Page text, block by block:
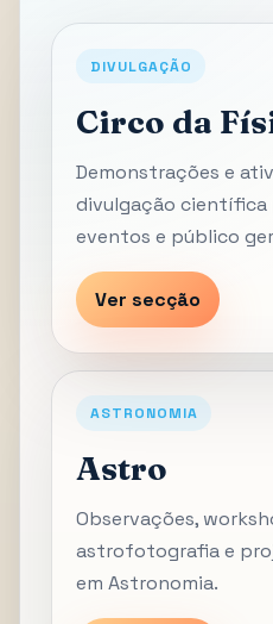
DIVULGAÇÃO
Circo da
Demonstrações e
divulgação científica
eventos e público
Ver secção
ASTRONOMIA
Astro
Observações,
astrofotografia e
em Astronomia.